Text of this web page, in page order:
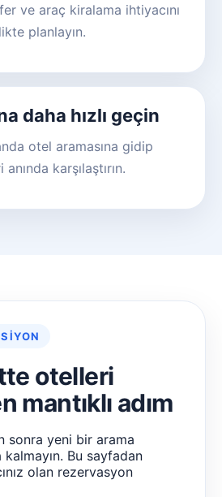
ve araç kiralama ihtiyacını
planlayın.
daha hızlı geçin
otel aramasına gidip
karşılaştırın.
otelleri
mantıklı adım
sonra yeni bir arama
Bu sayfadan
olan rezervasyon